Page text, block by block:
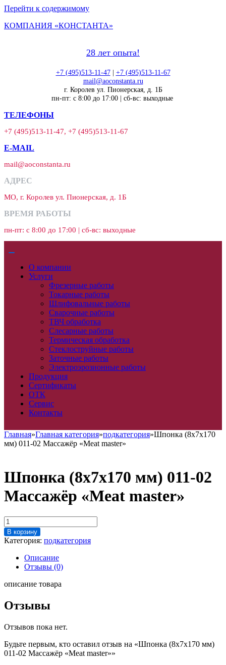
Перейти к содержимому
КОМПАНИЯ «КОНСТАНТА»
28 лет опыта!
+7 (495)513-11-47| +7 (495)513-11-67
mail@aoconstanta.ru
г. Королев ул. Пионерская, д. 1Б
пн-пт: с 8:00 до 17:00 | сб-вс: выходные
ТЕЛЕФОНЫ
+7 (495)513-11-47, +7 (495)513-11-67
E-MAIL
mail@aoconstanta.ru
АДРЕС
МО, г. Королев ул. Пионерская, д. 1Б
ВРЕМЯ РАБОТЫ
пн-пт: с 8:00 до 17:00 | сб-вс: выходные
О компании
Услуги
Фрезерные работы
Токарные работы
Шлифовальные работы
Сварочные работы
ТВЧ обработка
Слесарные работы
Термическая обработка
Стеклоструйные работы
Заточные работы
Электроэрозионные работы
Продукция
Сертификаты
ОТК
Сервис
Контакты
Главная»Главная категория»подкатегория»Шпонка (8х7х170
мм) 011-02 Массажёр «Meat master»
Шпонка (8х7х170 мм) 011-02
Массажёр «Meat master»
Количество
товара
Шпонка
(8х7х170
011-
Массажёр
master"
В корзину
Категория: подкатегория
Описание
Отзывы (0)
описание товара
Отзывы
Отзывов пока нет.
Будьте первым, кто оставил отзыв на «Шпонка (8х7х170 мм)
011-02 Массажёр «Meat master»»